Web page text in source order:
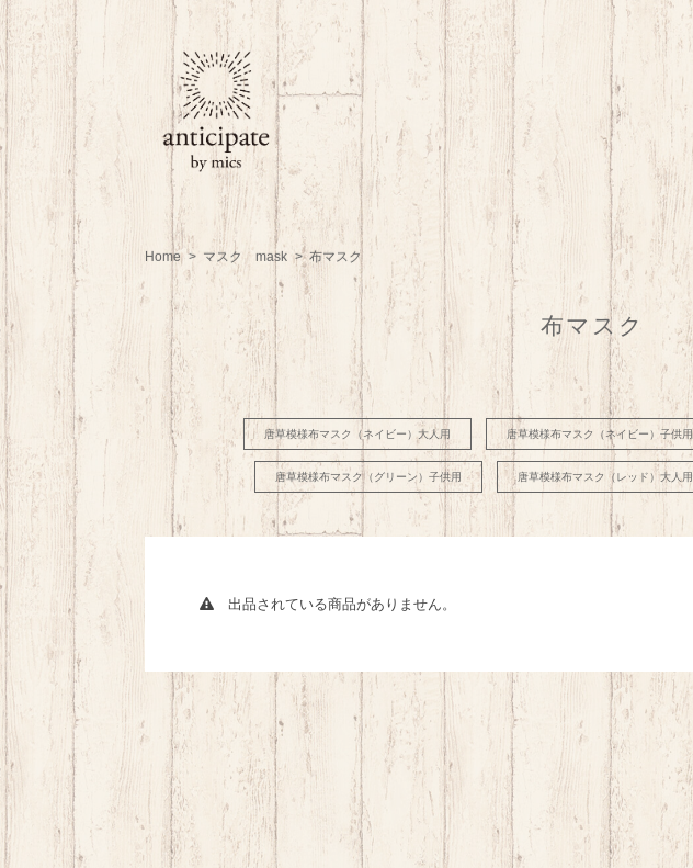
Home マスク mask 布マスク
布マスク
唐草模様布マスク（ネイビー）大人用 唐草模様布マスク（ネイビー）子供用
唐草模様布マスク（グリーン）子供用 唐草模様布マスク（レッド）大人用
出品されている商品がありません。